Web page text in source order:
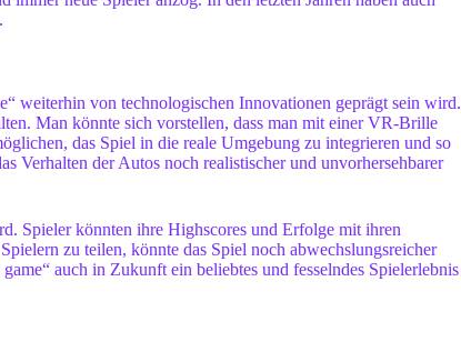
weiterhin von technologischen Innovationen geprägt sein wird.
Man könnte sich vorstellen, dass man mit einer VR-Brille
das Spiel in die reale Umgebung zu integrieren und so
Verhalten der Autos noch realistischer und unvorhersehbarer
Spieler könnten ihre Highscores und Erfolge mit ihren
zu teilen, könnte das Spiel noch abwechslungsreicher
auch in Zukunft ein beliebtes und fesselndes Spielerlebnis